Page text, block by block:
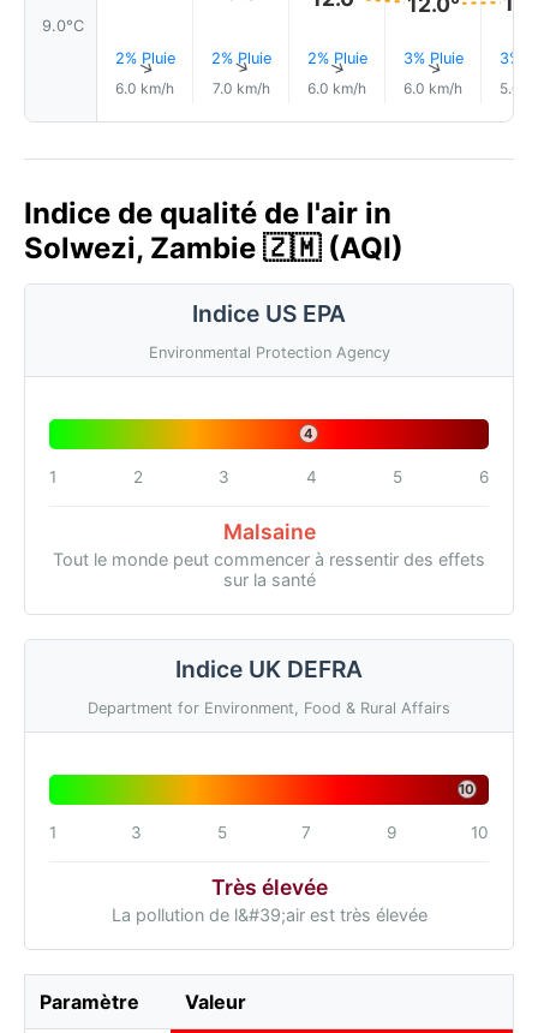
9.0°C
2% Pluie
↑
6.0 km/h
2% Pluie
↑
7.0 km/h
2% Pluie
↑
6.0 km/h
3% Pluie
↑
6.0 km/h
3%
5.0
Indice de qualité de l'air in
Solwezi, Zambie 🇿🇲 (AQI)
Indice US EPA
Environmental Protection Agency
4
1 2 3 4 5 6
Malsaine
Tout le monde peut commencer à ressentir des effets
sur la santé
Indice UK DEFRA
Department for Environment, Food & Rural Affairs
10
1 3 5 7 9 10
Très élevée
La pollution de l&#39;air est très élevée
Paramètre Valeur